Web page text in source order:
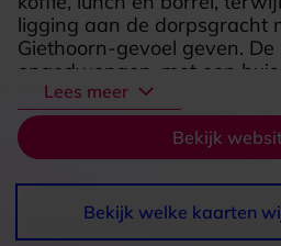
ligging aan de dorpsgracht
Giethoorn-gevoel geven. De
ongedwongen, met een
bij een ontspannen middag
avond met familie of
is de combinatie met
dorp, zoals een vaartocht,
arrangementen, waardoor
fijne eetplek is, maar ook
bezoek aan Giethoorn.
Lees meer
Bekijk
Bekijk welke kaarten